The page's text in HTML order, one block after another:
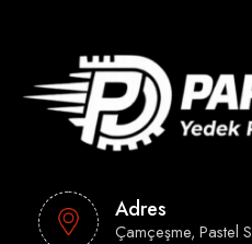
Adres
Çamçeşme, Pastel